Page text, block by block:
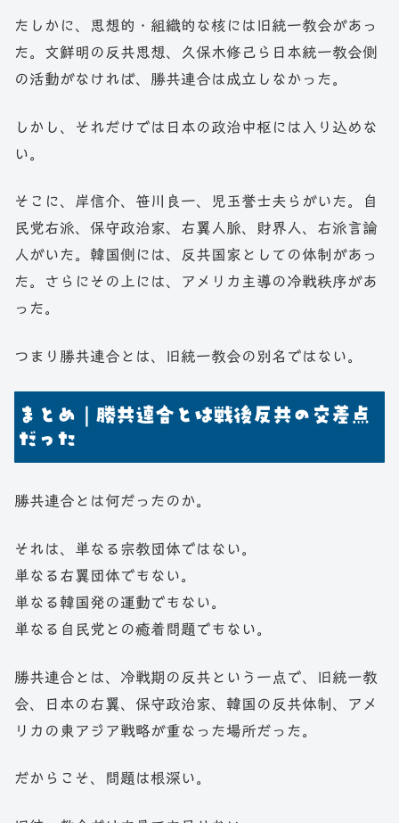
たしかに、思想的・組織的な核には旧統一教会があっ
た。文鮮明の反共思想、久保木修己ら日本統一教会側
の活動がなければ、勝共連合は成立しなかった。
しかし、それだけでは日本の政治中枢には入り込めな
い。
そこに、岸信介、笹川良一、児玉誉士夫らがいた。自
民党右派、保守政治家、右翼人脈、財界人、右派言論
人がいた。韓国側には、反共国家としての体制があっ
た。さらにその上には、アメリカ主導の冷戦秩序があ
った。
つまり勝共連合とは、旧統一教会の別名ではない。
まとめ｜勝共連合とは戦後反共の交差点
だった
勝共連合とは何だったのか。
それは、単なる宗教団体ではない。
単なる右翼団体でもない。
単なる韓国発の運動でもない。
単なる自民党との癒着問題でもない。
勝共連合とは、冷戦期の反共という一点で、旧統一教
会、日本の右翼、保守政治家、韓国の反共体制、アメ
リカの東アジア戦略が重なった場所だった。
だからこそ、問題は根深い。